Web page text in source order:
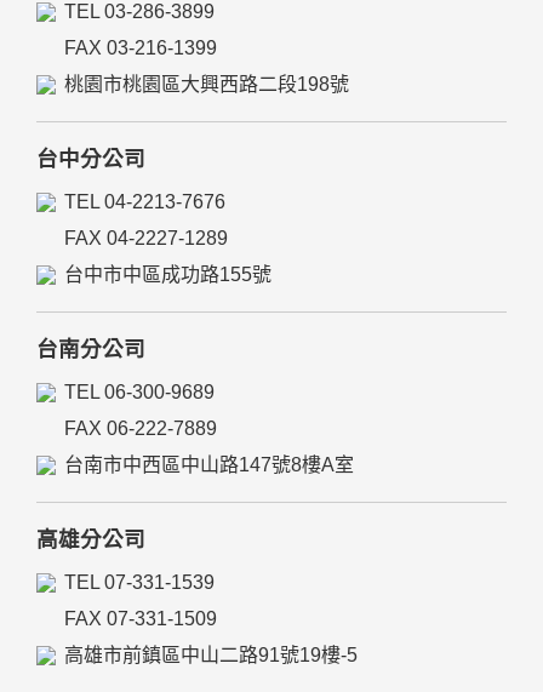
TEL 03-286-3899
FAX 03-216-1399
桃園市桃園區大興西路二段198號
台中分公司
TEL 04-2213-7676
FAX 04-2227-1289
台中市中區成功路155號
台南分公司
TEL 06-300-9689
FAX 06-222-7889
台南市中西區中山路147號8樓A室
高雄分公司
TEL 07-331-1539
FAX 07-331-1509
高雄市前鎮區中山二路91號19樓-5